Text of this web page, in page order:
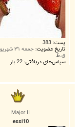
پست: 383
تاریخ عضویت:
ق.ظ
سپاس‌های دریافتی: 22 بار
Major II
essi10